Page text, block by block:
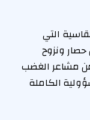
التي
ونزوح
من مشاعر الغضب
الكاملة